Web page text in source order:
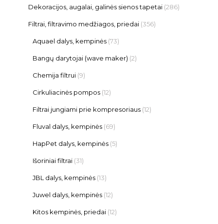
Dekoracijos, augalai, galinės sienos tapetai (286)
Filtrai, filtravimo medžiagos, priedai (356)
Aquael dalys, kempinės (73)
Bangų darytojai (wave maker) (2)
Chemija filtrui (9)
Cirkuliacinės pompos (12)
Filtrai jungiami prie kompresoriaus (12)
Fluval dalys, kempinės (69)
HapPet dalys, kempinės (5)
Išoriniai filtrai (31)
JBL dalys, kempinės (13)
Juwel dalys, kempinės (12)
Kitos kempinės, priedai (12)